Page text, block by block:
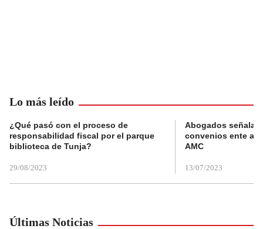
Lo más leído
¿Qué pasó con el proceso de
responsabilidad fiscal por el parque
biblioteca de Tunja?
29/08/2023
Abogados
convenios ente
AMC
13/07/2023
Últimas Noticias